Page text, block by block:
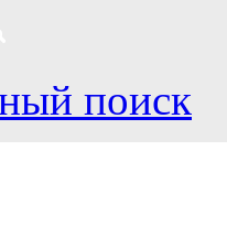
поиск